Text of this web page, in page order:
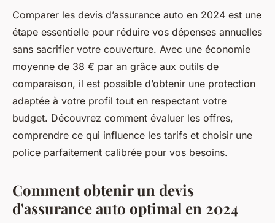
Comparer les devis d’assurance auto en 2024 est une
étape essentielle pour réduire vos dépenses annuelles
sans sacrifier votre couverture. Avec une économie
moyenne de 38 € par an grâce aux outils de
comparaison, il est possible d’obtenir une protection
adaptée à votre profil tout en respectant votre
budget. Découvrez comment évaluer les offres,
comprendre ce qui influence les tarifs et choisir une
police parfaitement calibrée pour vos besoins.
Comment obtenir un devis
d'assurance auto optimal en 2024